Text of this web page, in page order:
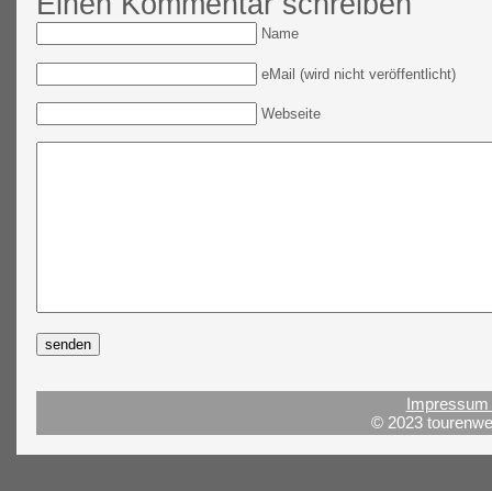
Name
eMail (wird nicht veröffentlicht)
Webseite
© 2023